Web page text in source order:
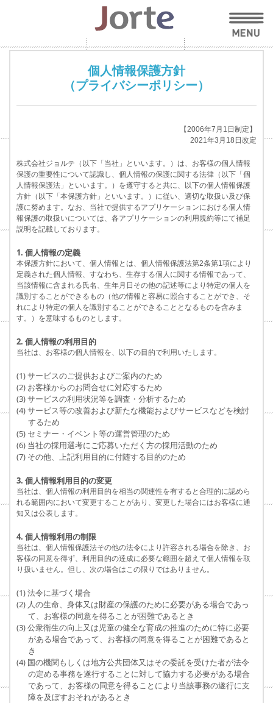
個人情報保護方針
（プライバシーポリシー）
【2006年7月1日制定】
2021年3月18日改定
株式会社ジョルテ（以下「当社」といいます。）は、お客様の個人情報
保護の重要性について認識し、個人情報の保護に関する法律（以下「個
人情報保護法」といいます。）を遵守すると共に、以下の個人情報保護
方針（以下「本保護方針」といいます。）に従い、適切な取扱い及び保
護に努めます。なお、当社で提供するアプリケーションにおける個人情
報保護の取扱いについては、各アプリケーションの利用規約等にて補足
説明を記載しております。
1. 個人情報の定義
本保護方針において、個人情報とは、個人情報保護法第2条第1項により
定義された個人情報、すなわち、生存する個人に関する情報であって、
当該情報に含まれる氏名、生年月日その他の記述等により特定の個人を
識別することができるもの（他の情報と容易に照合することができ、そ
れにより特定の個人を識別することができることとなるものを含みま
す。）を意味するものとします。
2. 個人情報の利用目的
当社は、お客様の個人情報を、以下の目的で利用いたします。
(1) サービスのご提供およびご案内のため
(2) お客様からのお問合せに対応するため
(3) サービスの利用状況等を調査・分析するため
(4) サービス等の改善および新たな機能およびサービスなどを検討
するため
(5) セミナー・イベント等の運営管理のため
(6) 当社の採用選考にご応募いただく方の採用活動のため
(7) その他、上記利用目的に付随する目的のため
3. 個人情報利用目的の変更
当社は、個人情報の利用目的を相当の関連性を有すると合理的に認めら
れる範囲内において変更することがあり、変更した場合にはお客様に通
知又は公表します。
4. 個人情報利用の制限
当社は、個人情報保護法その他の法令により許容される場合を除き、お
客様の同意を得ず、利用目的の達成に必要な範囲を超えて個人情報を取
り扱いません。但し、次の場合はこの限りではありません。
(1) 法令に基づく場合
(2) 人の生命、身体又は財産の保護のために必要がある場合であっ
て、お客様の同意を得ることが困難であるとき
(3) 公衆衛生の向上又は児童の健全な育成の推進のために特に必要
がある場合であって、お客様の同意を得ることが困難であると
き
(4) 国の機関もしくは地方公共団体又はその委託を受けた者が法令
の定める事務を遂行することに対して協力する必要がある場合
であって、お客様の同意を得ることにより当該事務の遂行に支
障を及ぼすおそれがあるとき